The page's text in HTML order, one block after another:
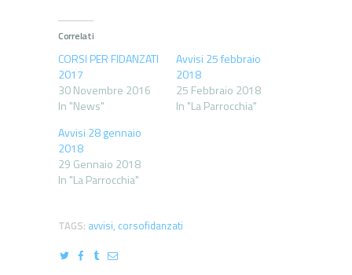
Correlati
CORSI PER FIDANZATI
2017
30 Novembre 2016
In "News"
Avvisi 25 febbraio
2018
25 Febbraio 2018
In "La Parrocchia"
Avvisi 28 gennaio
2018
29 Gennaio 2018
In "La Parrocchia"
TAGS: avvisi, corsofidanzati